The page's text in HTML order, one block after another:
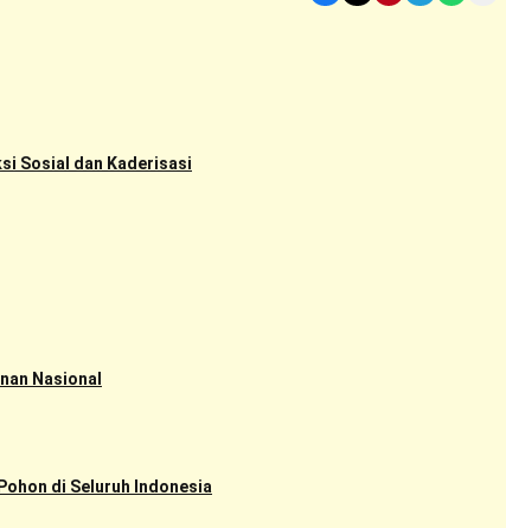
Sosial dan Kaderisasi
Nasional
di Seluruh Indonesia